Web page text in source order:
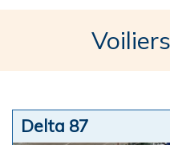
Delta 87